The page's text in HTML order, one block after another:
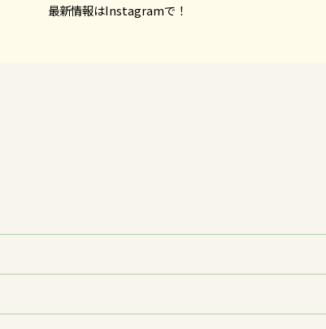
最新情報はInstagramで！